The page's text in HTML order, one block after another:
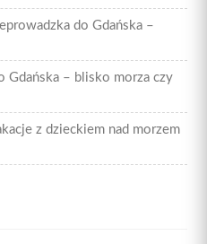
do Gdańska –
Gdańska – blisko morza czy
z dzieckiem nad morzem